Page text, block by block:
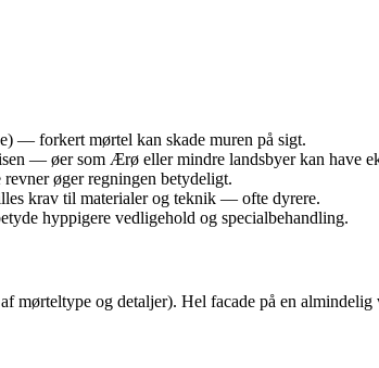
— forkert mørtel kan skade muren på sigt.
— øer som Ærø eller mindre landsbyer kan have
øger regningen betydeligt.
krav til materialer og teknik — ofte dyrere.
hyppigere vedligehold og specialbehandling.
og detaljer). Hel facade på en